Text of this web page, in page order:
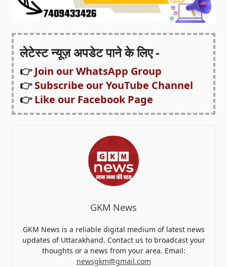
लेटेस्ट न्यूज़ अपडेट पाने के लिए -
👉Join our WhatsApp Group
👉Subscribe our YouTube Channel
👉Like our Facebook Page
GKM News
GKM News is a reliable digital medium of latest news
updates of Uttarakhand. Contact us to broadcast your
thoughts or a news from your area. Email:
newsgkm@gmail.com